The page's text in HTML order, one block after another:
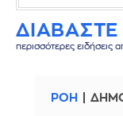
ΔΙΑΒΑΣΤΕ
περισσότερες ειδήσεις
ΡΟΗ